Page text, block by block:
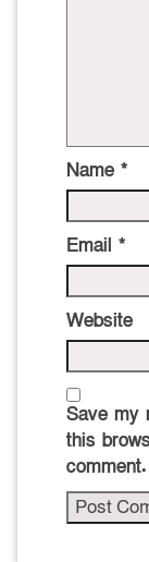
Name *
Email *
Website
Save my
this
comment.